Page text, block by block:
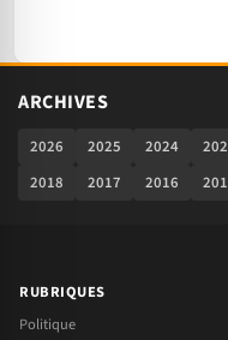
ARCHIVES
2026 2025 2024
2018
2017 2016
RUBRIQUES
Politique